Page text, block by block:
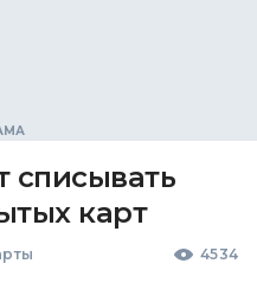
карт
4534